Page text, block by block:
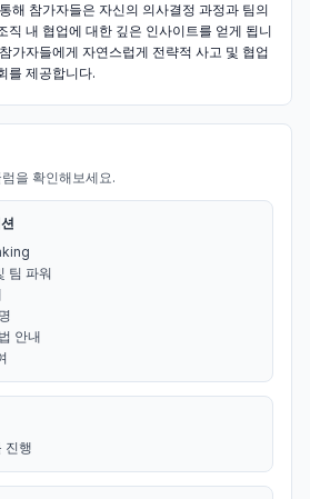
해 참가자들은 자신의 의사결정 과정과 팀의
직 내 협업에 대한 깊은 인사이트를 얻게 됩니
가자들에게 자연스럽게 전략적 사고 및 협업
를 제공합니다.
을 확인해보세요.
팀 파워
진행